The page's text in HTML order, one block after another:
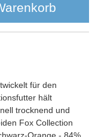
für den
hält
trocknend und
Fox Collection